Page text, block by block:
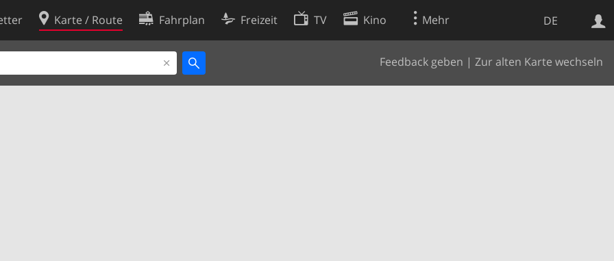
DE
Karte / Route Fahrplan Freizeit TV Kino Mehr
Feedback geben | Zur alten Karte wechseln
Websuche
Cookie-Richtlinie
Cookie-Einstellungen